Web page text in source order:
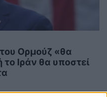
Ορμούζ «θα
το Ιράν θα υποστεί